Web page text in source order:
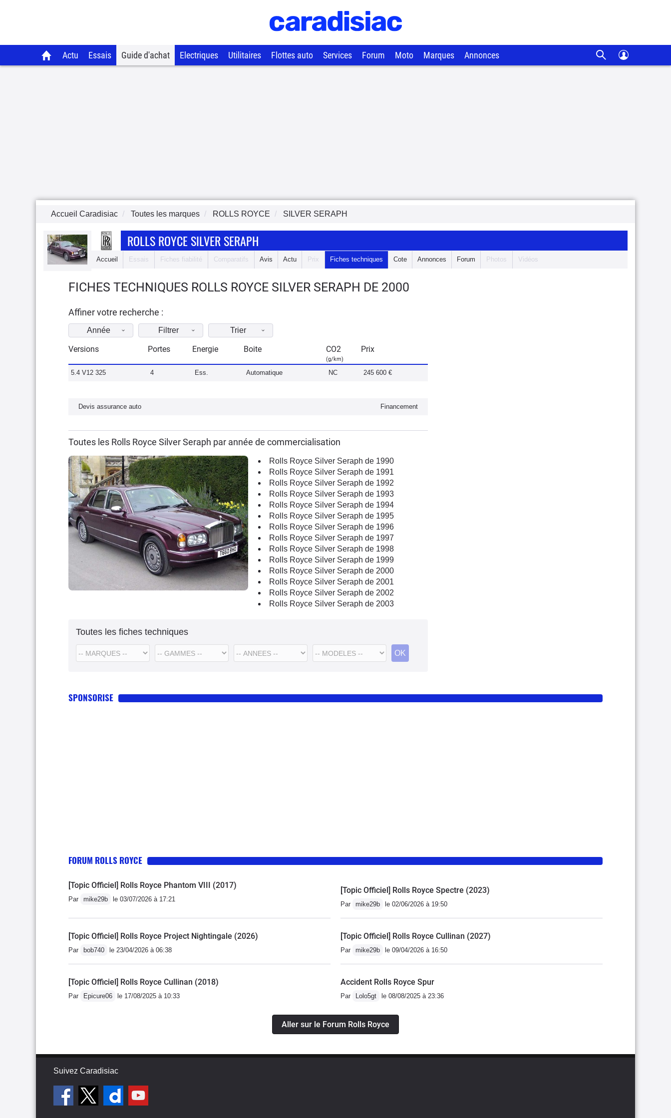
Actu Essais Guide d'achat Electriques Utilitaires Flottes auto Services Forum Moto Marques Annonces
Accueil Caradisiac Toutes les marques ROLLS ROYCE SILVER SERAPH
ROLLS ROYCE SILVER SERAPH
Accueil Essais Fiches fiabilité Comparatifs Avis Actu Prix Fiches techniques Cote Annonces Forum Photos Vidéos
FICHES TECHNIQUES ROLLS ROYCE SILVER SERAPH DE 2000
Affiner votre recherche :
Année Filtrer Trier
Versions Portes Energie Boite CO2
(g/km)
Prix
5.4 V12 325 4 Ess. Automatique NC 245 600 €
Devis assurance auto Financement
Toutes les Rolls Royce Silver Seraph par année de commercialisation
Rolls Royce Silver Seraph de 1990
Rolls Royce Silver Seraph de 1991
Rolls Royce Silver Seraph de 1992
Rolls Royce Silver Seraph de 1993
Rolls Royce Silver Seraph de 1994
Rolls Royce Silver Seraph de 1995
Rolls Royce Silver Seraph de 1996
Rolls Royce Silver Seraph de 1997
Rolls Royce Silver Seraph de 1998
Rolls Royce Silver Seraph de 1999
Rolls Royce Silver Seraph de 2000
Rolls Royce Silver Seraph de 2001
Rolls Royce Silver Seraph de 2002
Rolls Royce Silver Seraph de 2003
Toutes les fiches techniques
SPONSORISE
FORUM ROLLS ROYCE
[Topic Officiel] Rolls Royce Phantom VIII (2017)
Par mike29b le 03/07/2026 à 17:21
[Topic Officiel] Rolls Royce Spectre (2023)
Par mike29b le 02/06/2026 à 19:50
[Topic Officiel] Rolls Royce Project Nightingale (2026)
Par bob740 le 23/04/2026 à 06:38
[Topic Officiel] Rolls Royce Cullinan (2027)
Par mike29b le 09/04/2026 à 16:50
[Topic Officiel] Rolls Royce Cullinan (2018)
Par Epicure06 le 17/08/2025 à 10:33
Accident Rolls Royce Spur
Par Lolo5gt le 08/08/2025 à 23:36
Aller sur le Forum Rolls Royce
Suivez Caradisiac